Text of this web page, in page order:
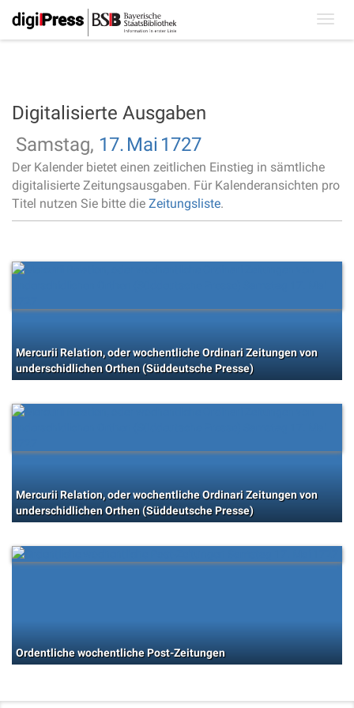
Digitalisierte Ausgaben
Samstag, 17. Mai 1727
Der Kalender bietet einen zeitlichen Einstieg in sämtliche
digitalisierte Zeitungsausgaben. Für Kalenderansichten pro
Titel nutzen Sie bitte die Zeitungsliste.
Mercurii Relation, oder wochentliche Ordinari Zeitungen von
underschidlichen Orthen (Süddeutsche Presse)
Mercurii Relation, oder wochentliche Ordinari Zeitungen von
underschidlichen Orthen (Süddeutsche Presse)
Ordentliche wochentliche Post-Zeitungen